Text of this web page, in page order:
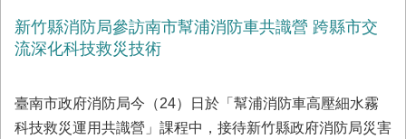
訊
息
便
新竹縣消防局參訪南市幫浦消防車共識營 跨縣市交
流深化科技救災技術
臺南市政府消防局今（24）日於「幫浦消防車高壓細水霧
科技救災運用共識營」課程中，接待新竹縣政府消防局災害